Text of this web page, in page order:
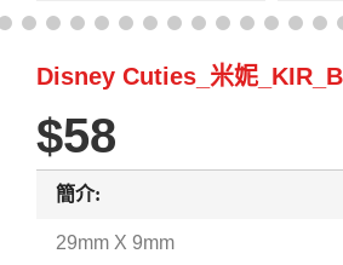
Disney Cuties_米妮_KIR_B
58
簡介:
29mm X 9mm